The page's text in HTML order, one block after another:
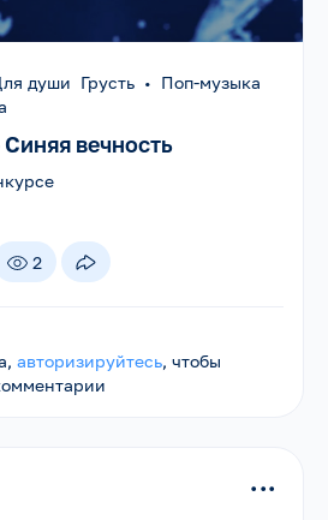
души Грусть • Поп-музыка
вечность
2
авторизируйтесь, чтобы
...